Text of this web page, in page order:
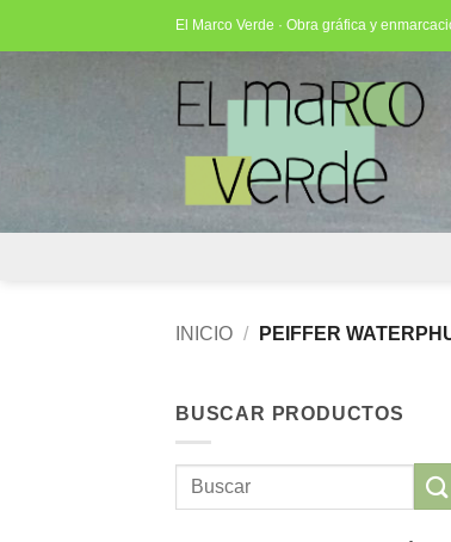
El Marco Verde · Obra gráfica y
INICIO / PEIFFER
BUSCAR PRODUCTOS
Buscar